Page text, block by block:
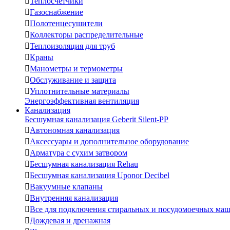
Газоснабжение
Полотенцесушители
Коллекторы распределительные
Теплоизоляция для труб
Краны
Манометры и термометры
Обслуживание и защита
Уплотнительные материалы
Энергоэффективная вентиляция
Канализация
Бесшумная канализация Geberit Silent-PP
Автономная канализация
Аксессуары и дополнительное оборудование
Арматура с сухим затвором
Бесшумная канализация Rehau
Бесшумная канализация Uponor Decibel
Вакуумные клапаны
Внутренняя канализация
Все для подключения стиральных и посудомоечных
Дождевая и дренажная